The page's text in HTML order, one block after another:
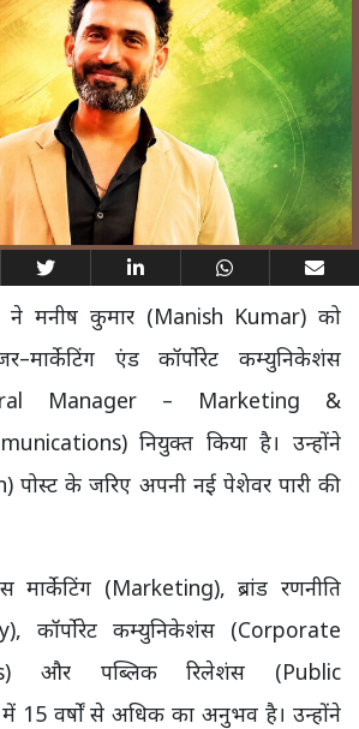
मनीष कुमार (Manish Kumar) को
एंड कॉर्पोरेट कम्युनिकेशंस
Manager – Marketing &
नियुक्त किया है। उन्होंने
पोस्ट के जरिए अपनी नई पेशेवर पारी की
(Marketing), ब्रांड रणनीति
कॉर्पोरेट कम्युनिकेशंस (Corporate
और पब्लिक रिलेशंस (Public
15 वर्षों से अधिक का अनुभव है। उन्होंने